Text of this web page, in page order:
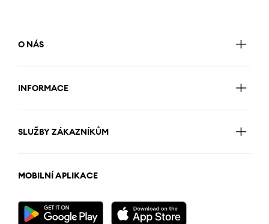
O NÁS
INFORMACE
SLUŽBY ZÁKAZNÍKŮM
MOBILNÍ APLIKACE